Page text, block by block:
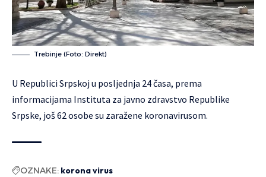
Trebinje (Foto: Direkt)
U Republici Srpskoj u posljednja 24 časa, prema
informacijama Instituta za javno zdravstvo Republike
Srpske, još 62 osobe su zaražene koronavirusom.
OZNAKE: korona virus